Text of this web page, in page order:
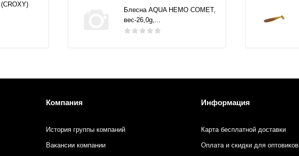
Блесна AQUA НЕМО COMET,
вес-26,0g,...
Компания
История группы компаний
Вакансии компании
Информация
Карта бесплатной доставки
Оплата и скидки для оптовиков